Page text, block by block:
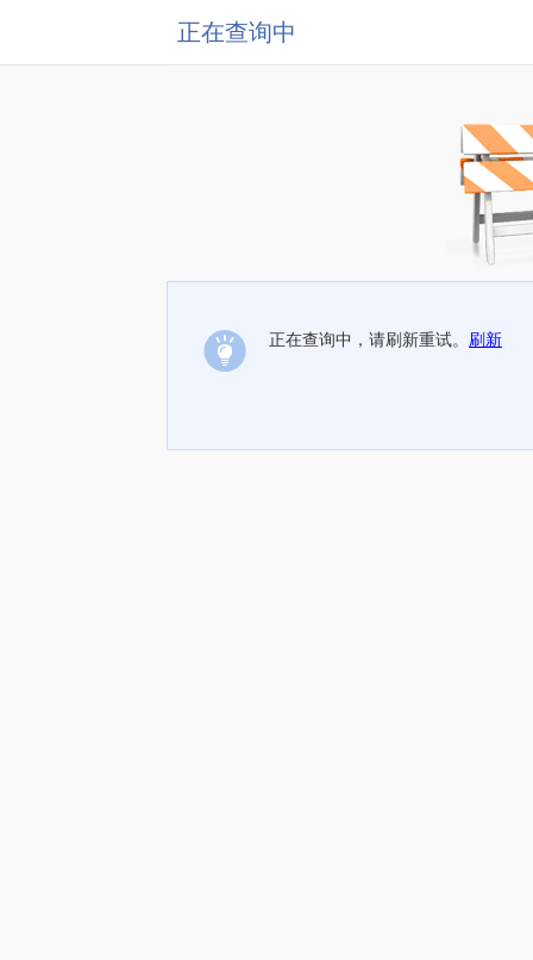
正在查询中
正在查询中，请刷新重试。 刷新